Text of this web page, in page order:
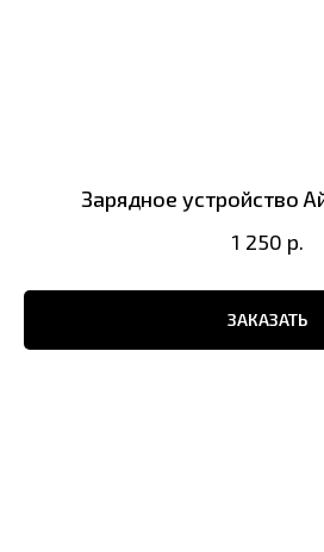
Зарядное устройство
1 250 р.
ЗАКАЗАТЬ